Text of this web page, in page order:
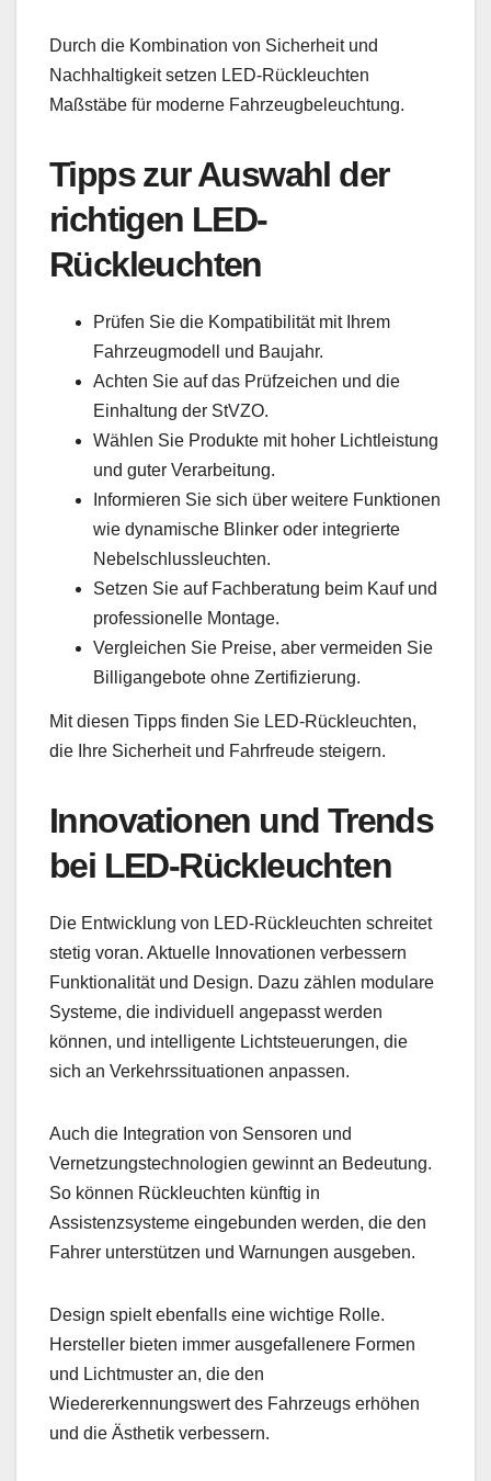
Durch die Kombination von Sicherheit und
Nachhaltigkeit setzen LED-Rückleuchten
Maßstäbe für moderne Fahrzeugbeleuchtung.
Tipps zur Auswahl der
richtigen LED-
Rückleuchten
Prüfen Sie die Kompatibilität mit Ihrem
Fahrzeugmodell und Baujahr.
Achten Sie auf das Prüfzeichen und die
Einhaltung der StVZO.
Wählen Sie Produkte mit hoher Lichtleistung
und guter Verarbeitung.
Informieren Sie sich über weitere Funktionen
wie dynamische Blinker oder integrierte
Nebelschlussleuchten.
Setzen Sie auf Fachberatung beim Kauf und
professionelle Montage.
Vergleichen Sie Preise, aber vermeiden Sie
Billigangebote ohne Zertifizierung.
Mit diesen Tipps finden Sie LED-Rückleuchten,
die Ihre Sicherheit und Fahrfreude steigern.
Innovationen und Trends
bei LED-Rückleuchten
Die Entwicklung von LED-Rückleuchten schreitet
stetig voran. Aktuelle Innovationen verbessern
Funktionalität und Design. Dazu zählen modulare
Systeme, die individuell angepasst werden
können, und intelligente Lichtsteuerungen, die
sich an Verkehrssituationen anpassen.
Auch die Integration von Sensoren und
Vernetzungstechnologien gewinnt an Bedeutung.
So können Rückleuchten künftig in
Assistenzsysteme eingebunden werden, die den
Fahrer unterstützen und Warnungen ausgeben.
Design spielt ebenfalls eine wichtige Rolle.
Hersteller bieten immer ausgefallenere Formen
und Lichtmuster an, die den
Wiedererkennungswert des Fahrzeugs erhöhen
und die Ästhetik verbessern.